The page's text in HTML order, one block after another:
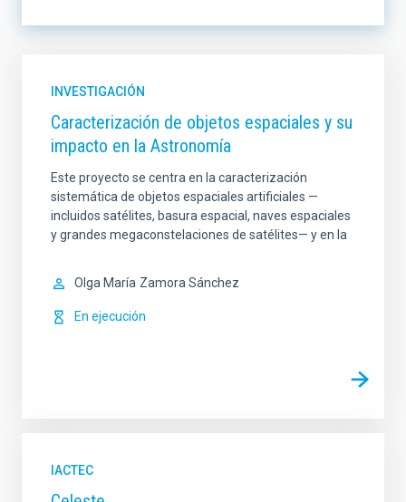
LÍNEA DE INVESTIGACIÓN
LÍNEA IACTEC ORDENAR POR
ORDEN
INVESTIGACIÓN
Caracterización de objetos espaciales y su
impacto en la Astronomía
Este proyecto se centra en la caracterización
sistemática de objetos espaciales artificiales —
incluidos satélites, basura espacial, naves espaciales
y grandes megaconstelaciones de satélites— y en la
Olga María Zamora Sánchez
En ejecución
IACTEC